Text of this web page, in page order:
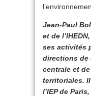
Jean-Paul
et de
ses activités
directions de
centrale et
territoriales.
l’IEP de